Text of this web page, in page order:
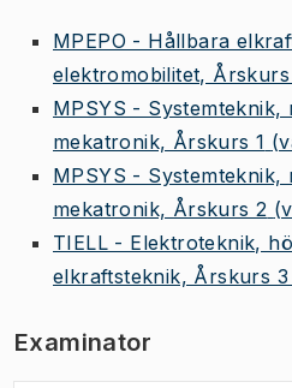
MPEPO - Hållbara
elektromobilitet, Årskurs
MPSYS -
mekatronik, Årskurs 1
MPSYS -
mekatronik, Årskurs 2
TIELL - Elektroteknik,
elkraftsteknik, Årskurs 3
Examinator